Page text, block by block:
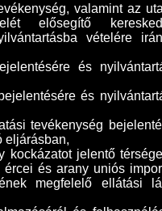
valamint az
elősegítő
vételére
és
és
tevékenység
eljárásban,
jelentő
és arany uniós
megfelelő ellátási